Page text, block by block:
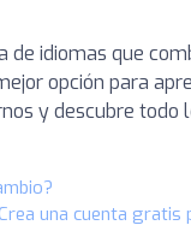
de idiomas que
opción para
y descubre
una cuenta